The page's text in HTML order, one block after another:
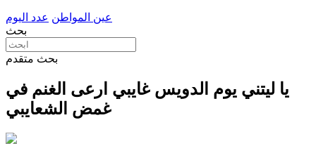
عين المواطن عدد اليوم
بحث
بحث متقدم
يا ليتني يوم الدويس غايبي ارعى الغنم في
غمض الشعايبي